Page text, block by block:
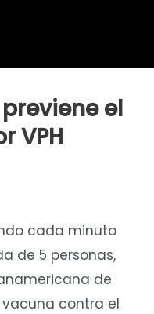
el
VPH
cada minuto
de 5 personas,
de
vacuna contra el